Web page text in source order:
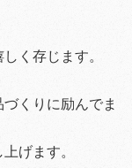
く存じます。
くりに励んでま
げます。